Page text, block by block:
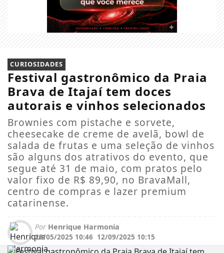
CURIOSIDADES
Festival gastronômico da Praia
Brava de Itajaí tem doces
autorais e vinhos selecionados
Brownies com pistache e sorvete,
cheesecake de creme de avelã, bowl de
salada de frutas e uma seleção de vinhos
são alguns dos atrativos do evento, que
segue até 31 de maio, com pratos pelo
valor fixo de R$ 89,90, no BravaMall,
centro de compras e lazer premium
catarinense.
Por Henrique Harmonia
23/05/2025 10:46 12/09/2025 10:15